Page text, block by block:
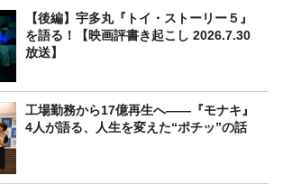
【後編】宇多丸『トイ・ストーリー５』
を語る！【映画評書き起こし 2026.7.30
放送】
工場勤務から17億再生へ——『モナキ』
4人が語る、人生を変えた“ポチッ”の話